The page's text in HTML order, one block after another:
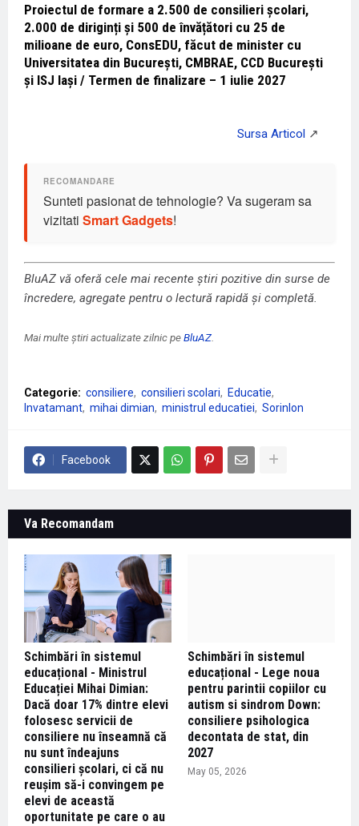
Proiectul de formare a 2.500 de consilieri școlari,
2.000 de diriginți și 500 de învățători cu 25 de
milioane de euro, ConsEDU, făcut de minister cu
Universitatea din București, CMBRAE, CCD București
și ISJ Iași / Termen de finalizare – 1 iulie 2027
Sunteti pasionat de tehnologie? Va sugeram sa
vizitati Smart Gadgets!
BluAZ vă oferă cele mai recente știri pozitive din surse de
încredere, agregate pentru o lectură rapidă și completă.
Mai multe știri actualizate zilnic peBluAZ.
Categorie: consiliere consilieri scolari
Educatie
Invatamant mihai dimian ministrul educatiei SorinIon
Facebook
Va Recomandam
Schimbări în sistemul
educațional - Ministrul
Educației Mihai Dimian:
Dacă doar 17% dintre elevi
folosesc servicii de
consiliere nu înseamnă că
nu sunt îndeajuns
consilieri școlari, ci că nu
reușim să-i convingem pe
elevi de această
oportunitate pe care o au
Schimbări în sistemul
educațional - Lege noua
pentru parintii copiilor cu
autism si sindrom Down:
consiliere psihologica
decontata de stat, din
2027
May 05, 2026